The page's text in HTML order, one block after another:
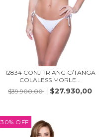
12834 CONJ TRIANG C/TANGA
COLALESS MORLE...
$39.900,00
$27.930,00
30% OFF